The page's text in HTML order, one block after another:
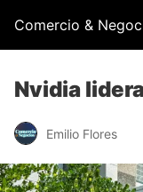
Comercio &
Nvidia
Emilio Flores